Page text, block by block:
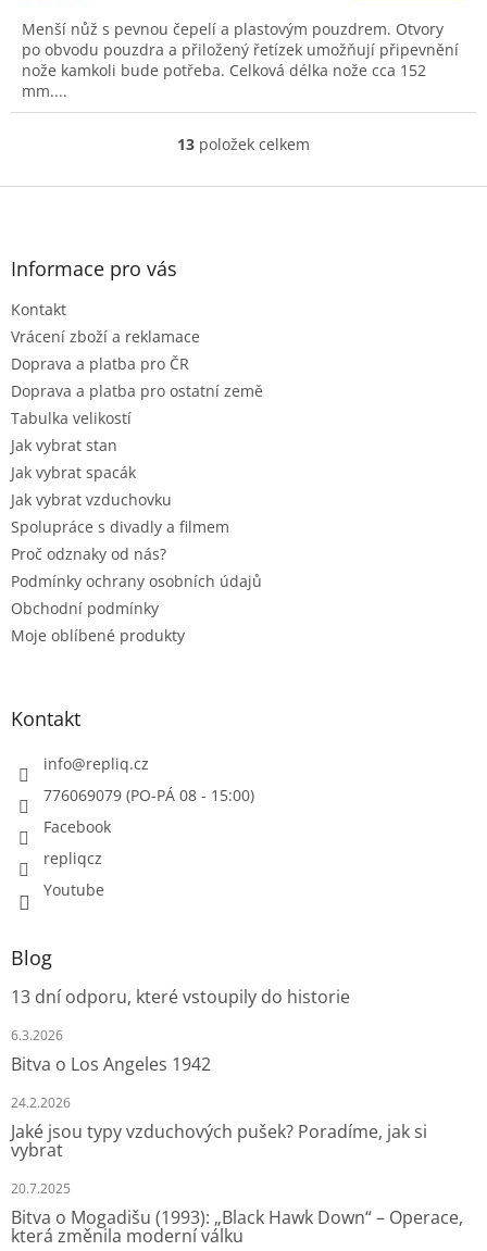
Menší nůž s pevnou čepelí a plastovým pouzdrem. Otvory
po obvodu pouzdra a přiložený řetízek umožňují připevnění
nože kamkoli bude potřeba. Celková délka nože cca 152
mm....
O
l
y
13 položek celkem
Z
Informace pro vás
Kontakt
Vrácení zboží a reklamace
Doprava a platba pro ČR
Doprava a platba pro ostatní země
Tabulka velikostí
Jak vybrat stan
Jak vybrat spacák
Jak vybrat vzduchovku
Spolupráce s divadly a filmem
Proč odznaky od nás?
Podmínky ochrany osobních údajů
Obchodní podmínky
Moje oblíbené produkty
Kontakt
info@repliq.cz
776069079 (PO-PÁ 08 - 15:00)
Facebook
repliqcz
Youtube
Blog
13 dní odporu, které vstoupily do historie
6.3.2026
Bitva o Los Angeles 1942
24.2.2026
Jaké jsou typy vzduchových pušek? Poradíme, jak si
vybrat
20.7.2025
Bitva o Mogadišu (1993): „Black Hawk Down“ – Operace,
která změnila moderní válku